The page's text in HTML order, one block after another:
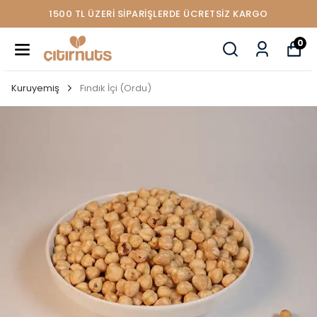
1500 TL ÜZERİ SİPARİŞLERDE ÜCRETSİZ KARGO
0
Kuruyemiş Fındık İçi (Ordu)